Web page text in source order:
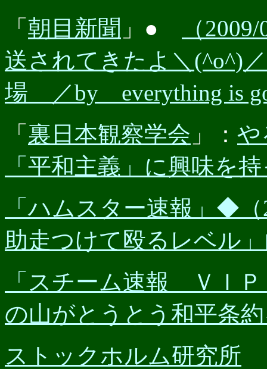
「 朝目新聞 」●
（
送されてきたよ＼
場 ／by everything is
「 裏日本観察学会 」： や
「平和主義」に興味を
「ハムスター速報」◆
助走つけて殴るレベル
「スチーム速報 ＶＩ
の山がとうとう和平条
ストックホルム研究所